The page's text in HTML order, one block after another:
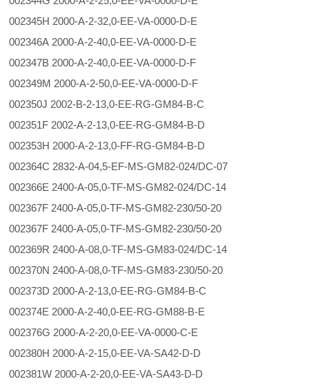
002345H 2000-A-2-32,0-EE-VA-0000-D-E
002346A 2000-A-2-40,0-EE-VA-0000-D-E
002347B 2000-A-2-40,0-EE-VA-0000-D-F
002349M 2000-A-2-50,0-EE-VA-0000-D-F
002350J 2002-B-2-13,0-EE-RG-GM84-B-C
002351F 2002-A-2-13,0-EE-RG-GM84-B-D
002353H 2000-A-2-13,0-FF-RG-GM84-B-D
002364C 2832-A-04,5-EF-MS-GM82-024/DC-07
002366E 2400-A-05,0-TF-MS-GM82-024/DC-14
002367F 2400-A-05,0-TF-MS-GM82-230/50-20
002367F 2400-A-05,0-TF-MS-GM82-230/50-20
002369R 2400-A-08,0-TF-MS-GM83-024/DC-14
002370N 2400-A-08,0-TF-MS-GM83-230/50-20
002373D 2000-A-2-13,0-EE-RG-GM84-B-C
002374E 2000-A-2-40,0-EE-RG-GM88-B-E
002376G 2000-A-2-20,0-EE-VA-0000-C-E
002380H 2000-A-2-15,0-EE-VA-SA42-D-D
002381W 2000-A-2-20,0-EE-VA-SA43-D-D